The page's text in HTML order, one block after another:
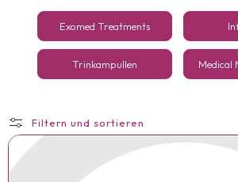
e
g
r
Exomed Treatments
Trinkampullen Medical
Filtern und sortieren